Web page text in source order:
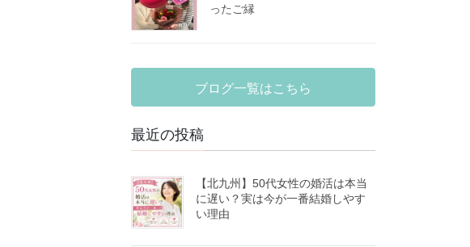
ったご縁
ブログ一覧はこちら
最近の投稿
【北九州】50代女性の婚活は本当
に遅い？実は今が一番結婚しやす
い理由